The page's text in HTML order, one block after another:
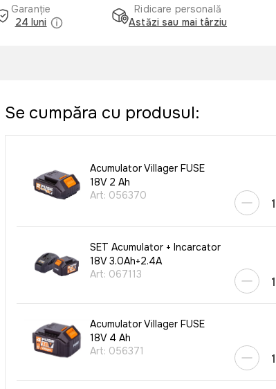
Garanție
24 luni
Ridicare personală
Astăzi sau mai târziu
Se cumpăra cu produsul:
Acumulator Villager FUSE
18V 2 Ah
Art: 056370
SET Acumulator + Incarcator
18V 3.0Ah+2.4A
Art: 067113
Acumulator Villager FUSE
18V 4 Ah
Art: 056371